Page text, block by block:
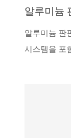
알루미늄
알루미늄 판
시스템을 포